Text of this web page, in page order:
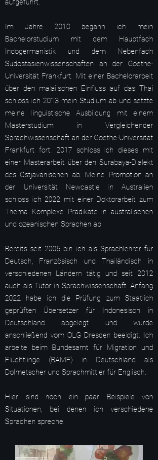
aufgeführt.
Im Jahre 2010 begann ich mein
Bachelorstudium mit dem Hauptfach
Indogermanistik und dem Nebenfach
Südostasienwissenschaften an der Goethe-
Universität Frankfurt. Mit einer Bachelorarbeit
über den malaiischen Einfluss auf das Thai
schloss ich 2013 mein Studium ab und setzte
meine linguistische Ausbildung mit einem
Masterstudium in Vergleichender
Sprachwissenschaft an der Goethe-Universität
Frankfurt fort. 2017 schloss ich dieses mit
einer Masterarbeit über den Surabaya-Dialekt
des Ostjavanischen ab. Meine Promotion an
der Universität Newcastle in Australien
schloss ich 2022 mit einer Doktorarbeit zum
Thema Komplexe Prädikate in australischen
und ozeanischen Sprachen ab. ​
Bereits seit 2005 bin ich als Sprachlehrer für
Deutsch, Französisch und Thailändisch in
verschiedenen Ländern tätig und seit 2012
auch als Tutor in Sprachwissenschaft. Anfang
2022 habe ich die Prüfung zum Staatlich
geprüften Übersetzer für Indonesisch in
Deutschland abgelegt und wurde
anschließend vom OLG Dresden beeidigt. Ich
arbeite beim Bundesamt für Migration und
Flüchtlinge (BAMF) in Deutschland als
Dolmetscher und Sprachmittler für Englisch.
Hier sind noch ein paar Beispiele von
Situationen, bei denen ich verschiedene
Sprachen spreche: